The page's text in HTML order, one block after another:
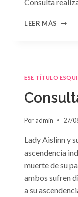
LEER MÁS
ESE TÍTULO
Por admin 27/
Lady Aislinn y
ascendencia
muerte de su
ambos sufren
a su